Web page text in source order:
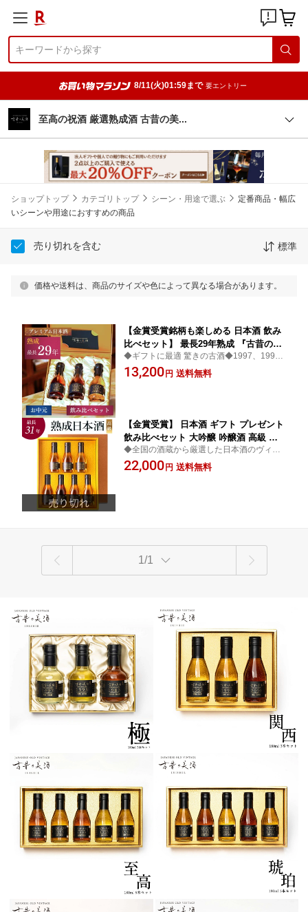
8/11(火)01:59まで 要エントリー
至高の祝酒 厳選熟成酒 古昔の美
ショップトップ カテゴリトップ シーン・用途で選ぶ
定番商品・幅広
いシーンや用途におすすめの商品
売り切れを含む 標準
価格や送料は、商品のサイズや色によって異なる場合があります。
【金賞受賞銘柄も楽しめる 日本酒 飲み
比べセット】 最長29年熟成 『古昔の美
酒 祝』 180ml×3銘柄 / 父の日 ギフト お
中元 御中元 プレゼント 高級 長期熟成
◆ギフトに最適 驚きの古酒◆1997、1999
年、2006年に製造された良質な希少日本酒
の贅沢飲み比べセット◆お酒 日本酒 お父さ
13,200 円 送料無料
【金賞受賞】 日本酒 ギフト プレゼント
飲み比べセット 大吟醸 吟醸酒 高級 長
期熟成 最長30年 7銘柄 『古昔の美酒
光』 / 父の日 お中元 御中元 ギフト 送料
◆全国の酒蔵から厳選した日本酒のヴィン
テージ古酒ブランド◆ お酒 日本酒 大吟醸
ギフト プレゼント 飲み比べ 飲み比べセッ
22,000 円 送料無料
1/1